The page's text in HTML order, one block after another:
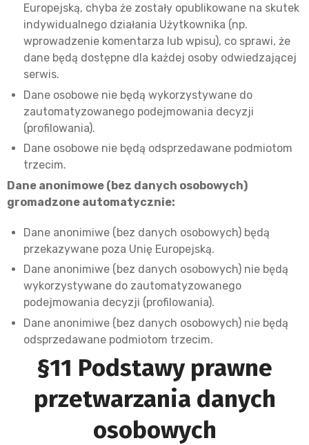
Europejską, chyba że zostały opublikowane na skutek
indywidualnego działania Użytkownika (np.
wprowadzenie komentarza lub wpisu), co sprawi, że
dane będą dostępne dla każdej osoby odwiedzającej
serwis.
Dane osobowe nie będą wykorzystywane do
zautomatyzowanego podejmowania decyzji
(profilowania).
Dane osobowe nie będą odsprzedawane podmiotom
trzecim.
Dane anonimowe (bez danych osobowych)
gromadzone automatycznie:
Dane anonimiwe (bez danych osobowych) będą
przekazywane poza Unię Europejską.
Dane anonimiwe (bez danych osobowych) nie będą
wykorzystywane do zautomatyzowanego
podejmowania decyzji (profilowania).
Dane anonimiwe (bez danych osobowych) nie będą
odsprzedawane podmiotom trzecim.
§11 Podstawy prawne
przetwarzania danych
osobowych